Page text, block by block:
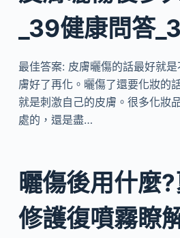
_39健康問答
最佳答案: 皮膚曬傷的話最好就
膚好了再化。曬傷了還要化妝的
就是刺激自己的皮膚。很多化妝
處的，還是盡…
曬傷後用什麼
修護復噴霧瞭